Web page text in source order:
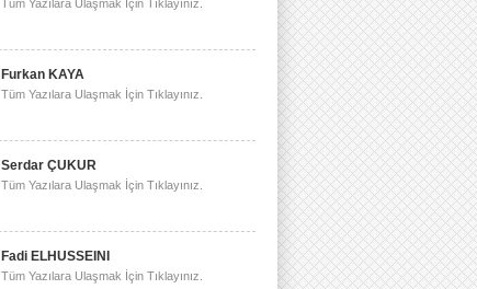
Tüm Yazılara Ulaşmak İçin Tıklayınız.
Furkan KAYA
Tüm Yazılara Ulaşmak İçin Tıklayınız.
Serdar ÇUKUR
Tüm Yazılara Ulaşmak İçin Tıklayınız.
Fadi ELHUSSEINI
Tüm Yazılara Ulaşmak İçin Tıklayınız.